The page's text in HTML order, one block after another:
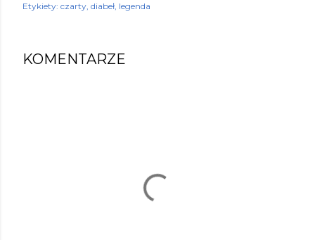
Etykiety: czarty diabeł legenda
KOMENTARZE